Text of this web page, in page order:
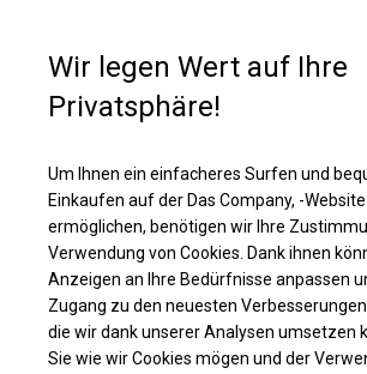
Ganzjähriges Catering-Zelt | 5x10 m
Wir legen Wert auf Ihre
Privatsphäre!
Um Ihnen ein einfacheres Surfen und
Einkaufen auf der Das Company, -
ermöglichen, benötigen wir Ihre
Verwendung von Cookies. Dank ihnen
Anzeigen an Ihre Bedürfnisse anpassen
Zugang zu den neuesten
die wir dank unserer Analysen umsetzen
Sie wie wir Cookies mögen und der